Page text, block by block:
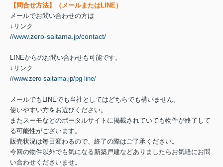
【問合せ方法】（メールまたはLINE）
メールでお問い合わせの方は
↓リンク
//www.zero-saitama.jp/contact/
LINEからのお問い合わせも可能です。
↓リンク
//www.zero-saitama.jp/pg-line/
メールでもLINEでも当社としてはどちらでも構いません。
使いやすい方をお選びください。
またスーモなどのポータルサイトに掲載されていても物件が終了して
る可能性がございます。
販売状況は毎日変わるので、終了の際はご了承ください。
今回の物件以外でも気になる新築戸建などありましたらお気軽にお問
い合わせくださいませ。